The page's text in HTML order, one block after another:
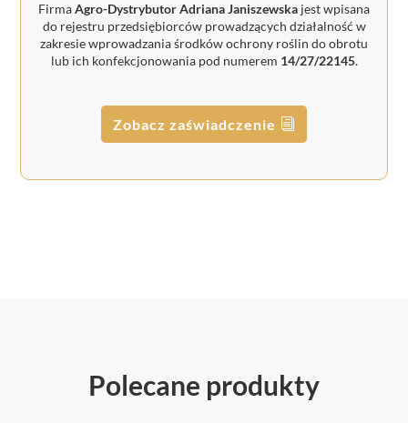
FirmaAgro-Dystrybutor Adriana Janiszewska jest wpisana
do rejestru przedsiębiorców prowadzących działalność w
zakresie wprowadzania środków ochrony roślin do obrotu
lub ich konfekcjonowania pod numerem 14/27/22145.
Zobacz zaświadczenie
Polecane produkty